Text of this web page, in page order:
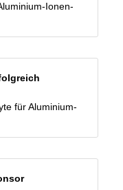
Ionen-
für Aluminium-